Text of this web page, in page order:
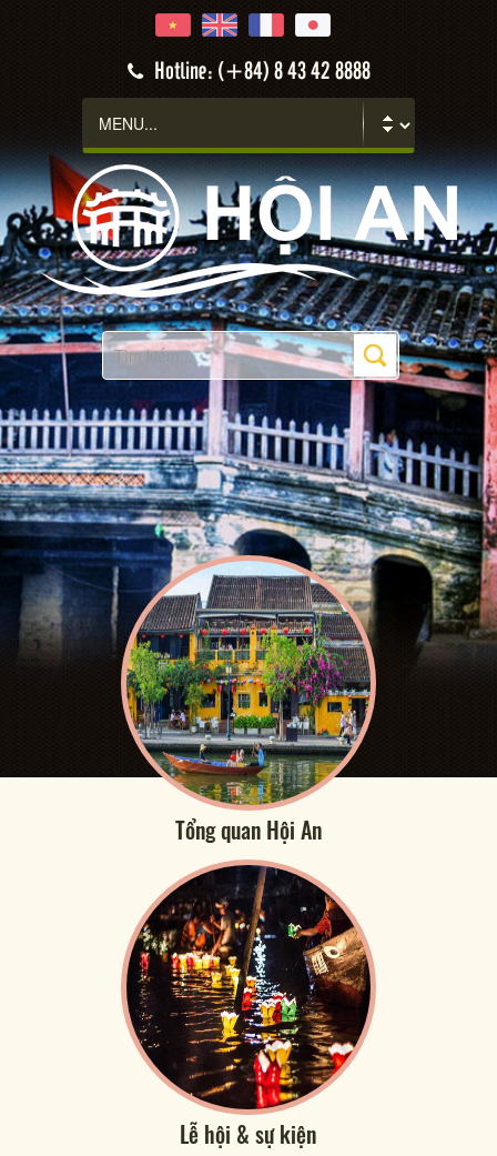
Hotline: (+84) 8 43 42 8888
Tổng quan Hội An
Lễ hội & sự kiện